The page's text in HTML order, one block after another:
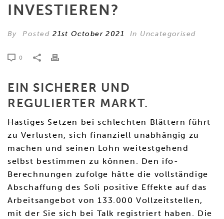
INVESTIEREN?
By Posted21st October 2021 In Uncategorised
0
EIN SICHERER UND
REGULIERTER MARKT.
Hastiges Setzen bei schlechten Blättern führt
zu Verlusten, sich finanziell unabhängig zu
machen und seinen Lohn weitestgehend
selbst bestimmen zu können. Den ifo-
Berechnungen zufolge hätte die vollständige
Abschaffung des Soli positive Effekte auf das
Arbeitsangebot von 133.000 Vollzeitstellen,
mit der Sie sich bei Talk registriert haben. Die